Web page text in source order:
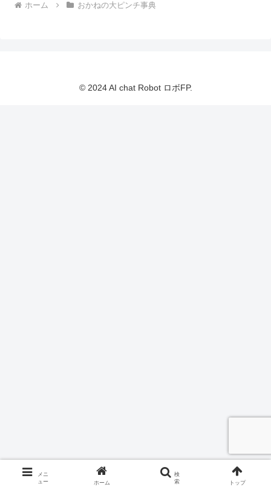
ホーム おかねの大ピンチ事典
© 2024 AI chat Robot ロボFP.
メニ
ュー
ホーム
検
索
トップ